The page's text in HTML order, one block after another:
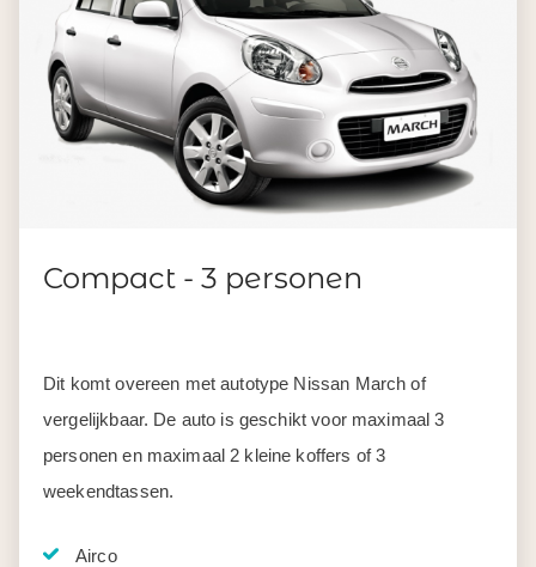
Compact - 3 personen
Dit komt overeen met autotype Nissan March of
vergelijkbaar. De auto is geschikt voor maximaal 3
personen en maximaal 2 kleine koffers of 3
weekendtassen.
Airco